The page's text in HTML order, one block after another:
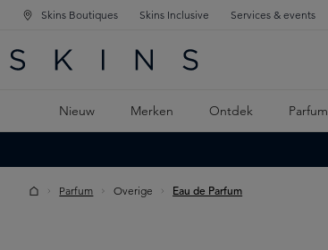
NAVIGATIE
DE HOOFDINHOUD
Skins Boutiques Skins Inclusive Services & events
Nieuw Merken Ontdek Parfum
Parfum Overige Eau de Parfum